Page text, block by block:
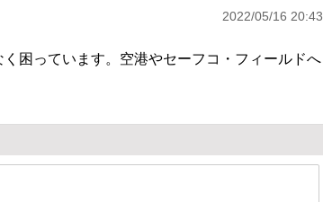
2022/05/16 20:43
困っています。空港やセーフコ・フィールドへ